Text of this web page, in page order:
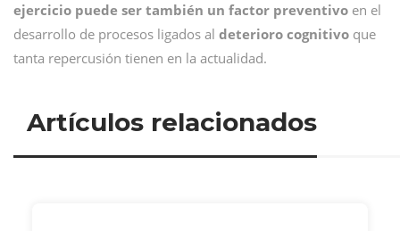
ejercicio puede ser también un factor preventivo en el
desarrollo de procesos ligados al deterioro cognitivo que
tanta repercusión tienen en la actualidad.
Artículos relacionados